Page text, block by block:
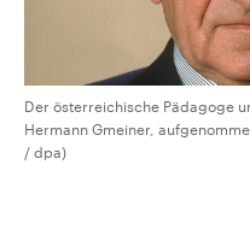
Der österreichische Pädagoge
Hermann Gmeiner,
/ dpa)